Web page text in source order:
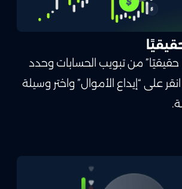
حقيقيًا” من تبويب الحسابات وحدد
على “إيداع الأموال” واختر وسيلة